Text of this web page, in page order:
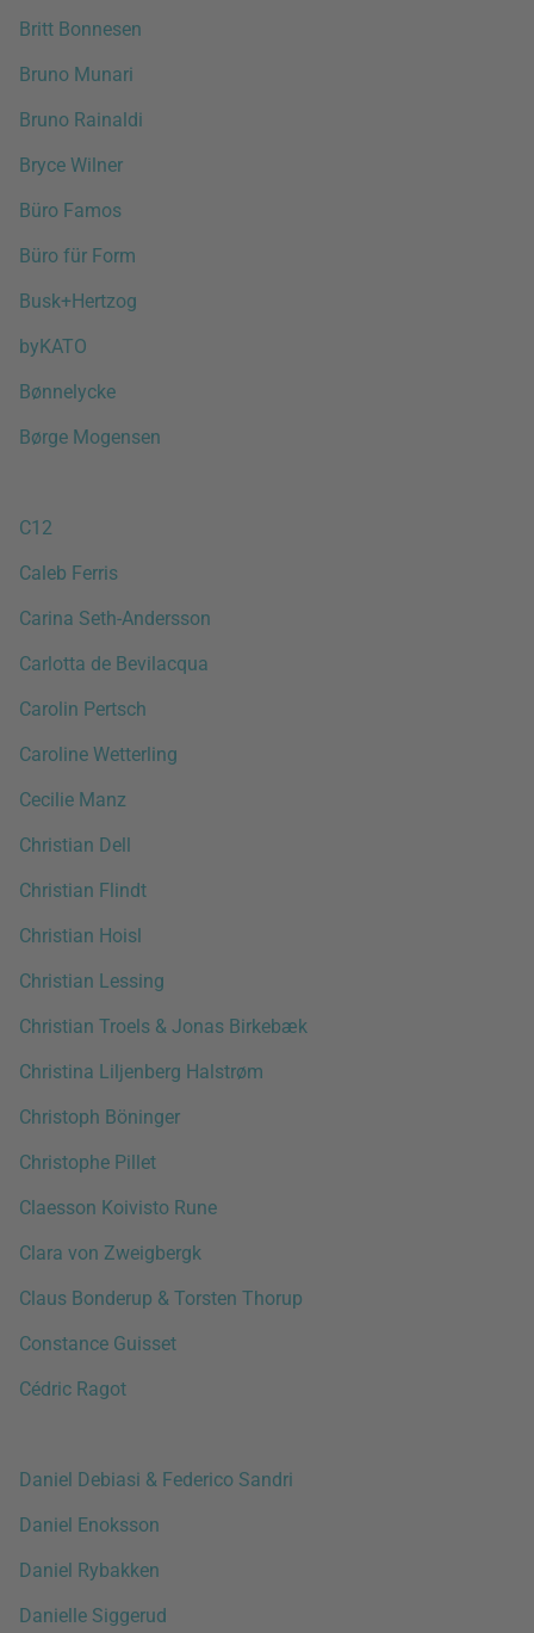
Britt Bonnesen
Bruno Munari
Bruno Rainaldi
Bryce Wilner
Büro Famos
Büro für Form
Busk+Hertzog
byKATO
Bønnelycke
Børge Mogensen
C12
Caleb Ferris
Carina Seth-Andersson
Carlotta de Bevilacqua
Carolin Pertsch
Caroline Wetterling
Cecilie Manz
Christian Dell
Christian Flindt
Christian Hoisl
Christian Lessing
Christian Troels & Jonas Birkebæk
Christina Liljenberg Halstrøm
Christoph Böninger
Christophe Pillet
Claesson Koivisto Rune
Clara von Zweigbergk
Claus Bonderup & Torsten Thorup
Constance Guisset
Cédric Ragot
Daniel Debiasi & Federico Sandri
Daniel Enoksson
Daniel Rybakken
Danielle Siggerud